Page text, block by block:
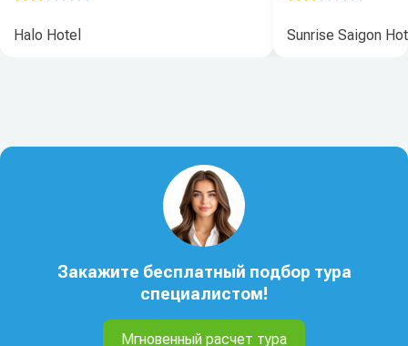
Halo Hotel Sunrise Saigon
Закажите бесплатный подбор тура
специалистом!
Мгновенный расчет тура